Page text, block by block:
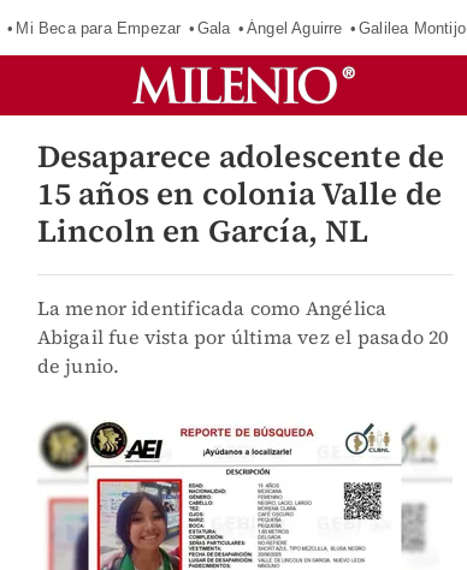
Mi Beca para Empezar Gala Ángel Aguirre Galilea Montijo
Desaparece adolescente de
15 años en colonia Valle de
Lincoln en García, NL
La menor identificada como Angélica
Abigail fue vista por última vez el pasado 20
de junio.